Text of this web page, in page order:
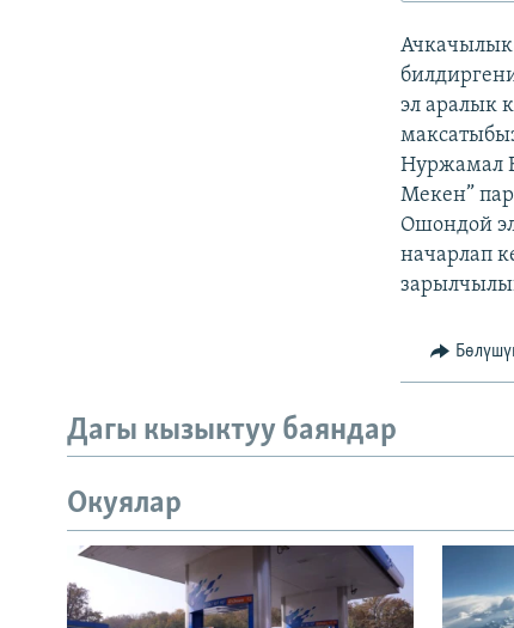
Ачкачылык
эл аралык
Нуржамал
Мекен”
Ошондой
начарлап
Дагы кызыктуу баяндар
Окуялар